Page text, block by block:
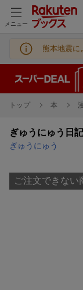
メニュー
熊本地震に
トップ 本
ぎゅうにゅう日
ぎゅうにゅう
ご注文できない